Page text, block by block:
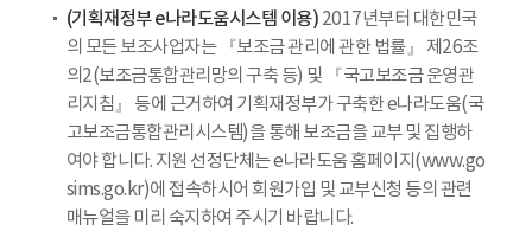
(기획재정부 e나라도움시스템 이용) 2017년부터 대한민국
의 모든 보조사업자는 『보조금 관리에 관한 법률』 제26조
의2(보조금통합관리망의 구축 등) 및 『국고보조금 운영관
리지침』 등에 근거하여 기획재정부가 구축한 e나라도움(국
고보조금통합관리시스템)을 통해 보조금을 교부 및 집행하
여야 합니다. 지원 선정단체는 e나라도움 홈페이지(www.go
sims.go.kr)에 접속하시어 회원가입 및 교부신청 등의 관련
매뉴얼을 미리 숙지하여 주시기 바랍니다.